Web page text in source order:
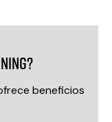
beneficios